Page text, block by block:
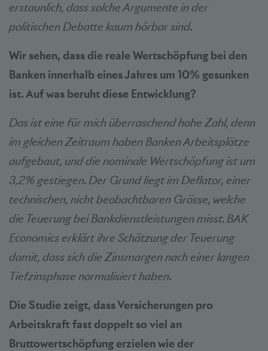
erstaunlich, dass solche Argumente in der
politischen Debatte kaum hörbar sind.
Wir sehen, dass die reale Wertschöpfung bei den
Banken innerhalb eines Jahres um 10% gesunken
ist. Auf was beruht diese Entwicklung?
Das ist eine für mich überraschend hohe Zahl, denn
im gleichen Zeitraum haben Banken Arbeitsplätze
aufgebaut, und die nominale Wertschöpfung ist um
3,2% gestiegen. Der Grund liegt im Deflator, einer
technischen, nicht beobachtbaren Grösse, welche
die Teuerung bei Bankdienstleistungen misst. BAK
Economics erklärt ihre Schätzung der Teuerung
damit, dass sich die Zinsmargen nach einer langen
Tiefzinsphase normalisiert haben.
Die Studie zeigt, dass Versicherungen pro
Arbeitskraft fast doppelt so viel an
Bruttowertschöpfung erzielen wie der